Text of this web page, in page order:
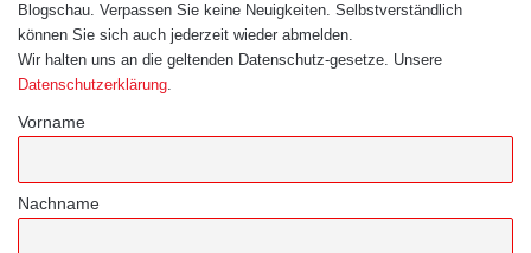
Blogschau. Verpassen Sie keine Neuigkeiten. Selbstverständlich
können Sie sich auch jederzeit wieder abmelden.
Wir halten uns an die geltenden Datenschutz-gesetze. Unsere
Datenschutzerklärung.
Vorname
Nachname